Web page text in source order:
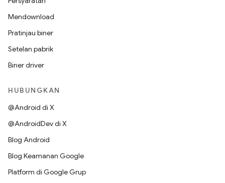
Mendownload
Pratinjau biner
Setelan pabrik
Biner driver
HUBUNGKAN
@Android di X
@AndroidDev di X
Blog Android
Blog Keamanan Google
Platform di Google Grup